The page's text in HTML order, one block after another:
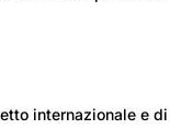
internazionale e